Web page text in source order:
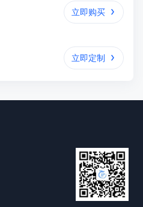
立即购买
立即定制